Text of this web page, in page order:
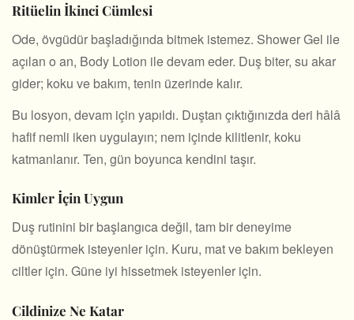
Ritüelin İkinci Cümlesi
Ode, övgüdür başladığında bitmek istemez. Shower Gel ile
açılan o an, Body Lotion ile devam eder. Duş biter, su akar
gider; koku ve bakım, tenin üzerinde kalır.
Bu losyon, devam için yapıldı. Duştan çıktığınızda deri hâlâ
hafif nemli iken uygulayın; nem içinde kilitlenir, koku
katmanlanır. Ten, gün boyunca kendini taşır.
Kimler İçin Uygun
Duş rutinini bir başlangıca değil, tam bir deneyime
dönüştürmek isteyenler için. Kuru, mat ve bakım bekleyen
ciltler için. Güne iyi hissetmek isteyenler için.
Cildinize Ne Katar